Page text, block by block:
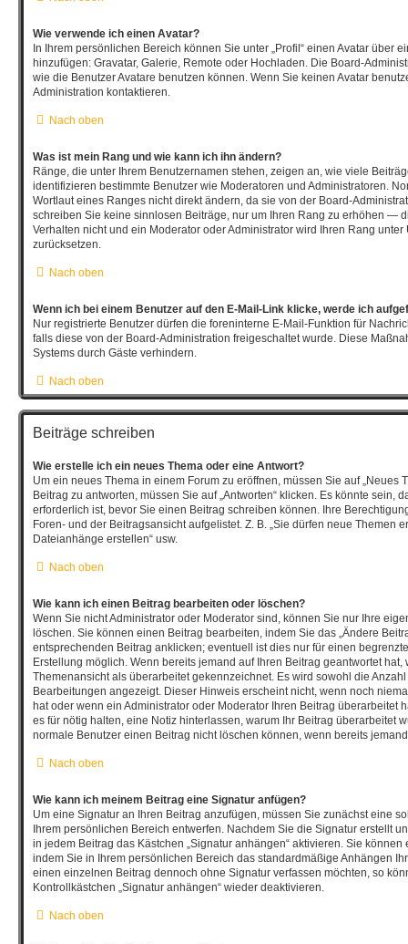
Wie verwende ich einen Avatar?
In Ihrem persönlichen Bereich können Sie unter „Profil“ einen Avatar über
hinzufügen: Gravatar, Galerie, Remote oder Hochladen. Die Board-
wie die Benutzer Avatare benutzen können. Wenn Sie keinen Avatar
Administration kontaktieren.
Nach oben
Was ist mein Rang und wie kann ich ihn ändern?
Ränge, die unter Ihrem Benutzernamen stehen, zeigen an, wie viele
identifizieren bestimmte Benutzer wie Moderatoren und Administratoren.
Wortlaut eines Ranges nicht direkt ändern, da sie von der Board-
schreiben Sie keine sinnlosen Beiträge, nur um Ihren Rang zu erhöhen —
Verhalten nicht und ein Moderator oder Administrator wird Ihren Rang
zurücksetzen.
Nach oben
Wenn ich bei einem Benutzer auf den E-Mail-Link klicke, werde ich
Nur registrierte Benutzer dürfen die foreninterne E-Mail-Funktion für
falls diese von der Board-Administration freigeschaltet wurde. Diese
Systems durch Gäste verhindern.
Nach oben
Beiträge schreiben
Wie erstelle ich ein neues Thema oder eine Antwort?
Um ein neues Thema in einem Forum zu eröffnen, müssen Sie auf „Neues
Beitrag zu antworten, müssen Sie auf „Antworten“ klicken. Es könnte sein,
erforderlich ist, bevor Sie einen Beitrag schreiben können. Ihre
Foren- und der Beitragsansicht aufgelistet. Z. B. „Sie dürfen neue Themen
Dateianhänge erstellen“ usw.
Nach oben
Wie kann ich einen Beitrag bearbeiten oder löschen?
Wenn Sie nicht Administrator oder Moderator sind, können Sie nur Ihre
löschen. Sie können einen Beitrag bearbeiten, indem Sie das „Ändere
entsprechenden Beitrag anklicken; eventuell ist dies nur für einen
Erstellung möglich. Wenn bereits jemand auf Ihren Beitrag geantwortet hat,
Themenansicht als überarbeitet gekennzeichnet. Es wird sowohl die
Bearbeitungen angezeigt. Dieser Hinweis erscheint nicht, wenn noch
hat oder wenn ein Administrator oder Moderator Ihren Beitrag überarbeitet
es für nötig halten, eine Notiz hinterlassen, warum Ihr Beitrag überarbeitet
normale Benutzer einen Beitrag nicht löschen können, wenn bereits
Nach oben
Wie kann ich meinem Beitrag eine Signatur anfügen?
Um eine Signatur an Ihren Beitrag anzufügen, müssen Sie zunächst eine
Ihrem persönlichen Bereich entwerfen. Nachdem Sie die Signatur erstellt
in jedem Beitrag das Kästchen „Signatur anhängen“ aktivieren. Sie
indem Sie in Ihrem persönlichen Bereich das standardmäßige Anhängen
einen einzelnen Beitrag dennoch ohne Signatur verfassen möchten, so
Kontrollkästchen „Signatur anhängen“ wieder deaktivieren.
Nach oben